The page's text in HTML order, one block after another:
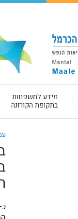
מידע למשפחות
בתקופת הקורונה
כ